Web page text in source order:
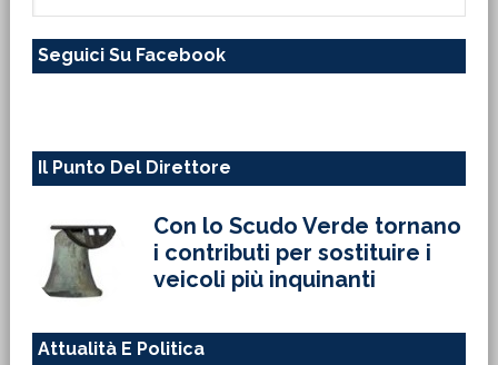
sito
Seguici Su Facebook
Il Punto Del Direttore
Con lo Scudo Verde tornano
i contributi per sostituire i
veicoli più inquinanti
Attualità E Politica